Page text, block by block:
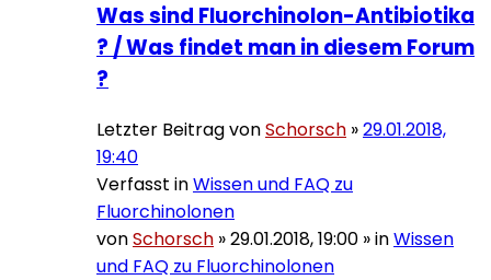
Was sind Fluorchinolon-Antibiotika
? / Was findet man in diesem Forum
?
Letzter Beitrag vonSchorsch »29.01.2018,
19:40
Verfasst inWissen und FAQ zu
Fluorchinolonen
vonSchorsch »29.01.2018, 19:00 » inWissen
und FAQ zu Fluorchinolonen